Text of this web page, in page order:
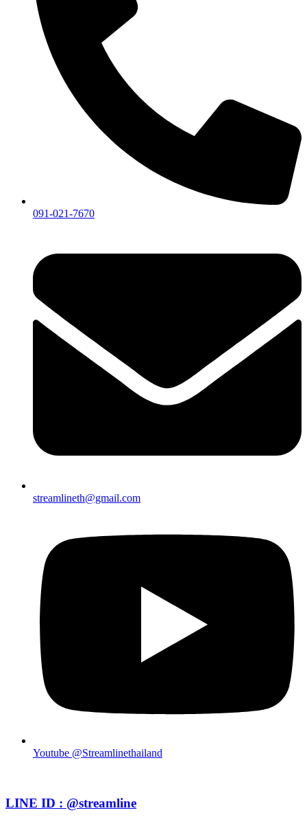
091-021-7670
streamlineth@gmail.com
Youtube @Streamlinethailand
LINE ID : @streamline